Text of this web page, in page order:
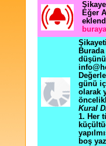
Eğer
günü
olarak
Kural
1. Her
boş